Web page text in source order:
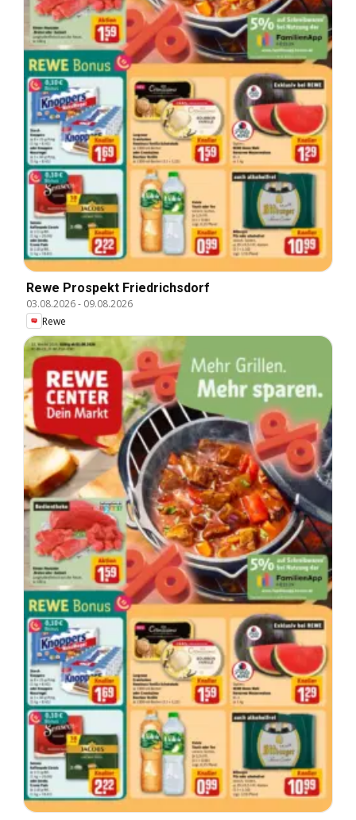
Rewe Prospekt Friedrichsdorf
03.08.2026- 09.08.2026
Rewe